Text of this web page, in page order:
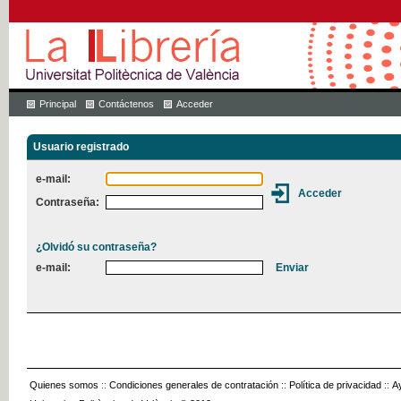
Principal Contáctenos Acceder
Usuario registrado
e-mail:
Contraseña:
¿Olvidó su contraseña?
e-mail:
Quienes somos :: Condiciones generales de contratación :: Política de privacidad ::